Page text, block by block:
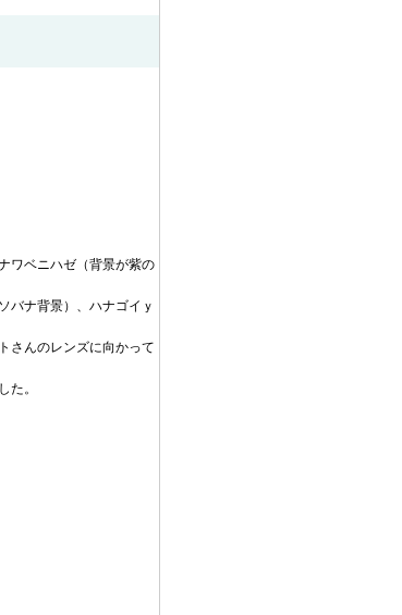
ワベニハゼ（背景が紫の
バナ背景）、ハナゴイｙ
さんのレンズに向かって
た。